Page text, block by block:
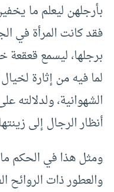
بأرجلهن ليعلم ما
فقد كانت المرأة في
برجلها، ليسمع قعقعة
لما فيه من إثارة
الشهوانية، ولدلالته
أنظار الرجال إلى
ومثل هذا في الحكم
والعطور ذات الروائح